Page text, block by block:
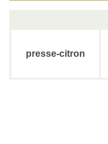
presse-citron